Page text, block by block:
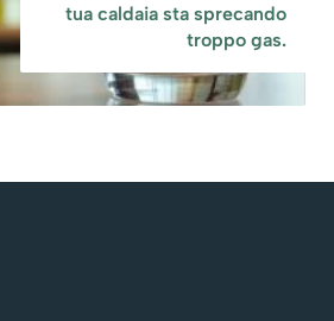
tua caldaia sta sprecando
troppo gas.